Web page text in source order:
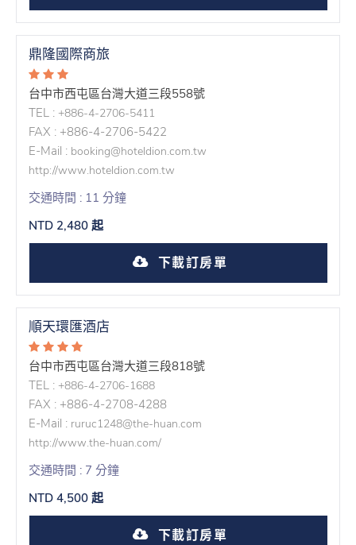
鼎隆國際商旅
台中市西屯區台灣大道三段558號
TEL : +886-4-2706-5411
FAX : +886-4-2706-5422
E-Mail : booking@hoteldion.com.tw
http://www.hoteldion.com.tw
交通時間 : 11 分鐘
NTD 2,480 起
下載訂房單
順天環匯酒店
台中市西屯區台灣大道三段818號
TEL : +886-4-2706-1688
FAX : +886-4-2708-4288
E-Mail : ruruc1248@the-huan.com
http://www.the-huan.com/
交通時間 : 7 分鐘
NTD 4,500 起
下載訂房單